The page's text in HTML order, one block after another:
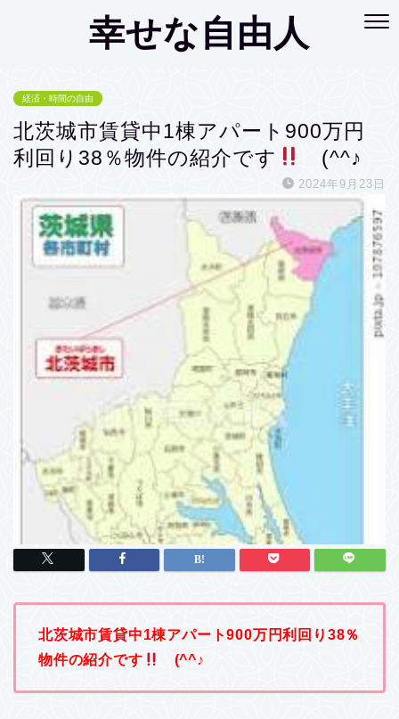
幸せな自由人
経済・時間の自由
北茨城市賃貸中1棟アパート900万円
利回り38％物件の紹介です
(^^♪
2024年9月23日
北茨城市賃貸中1棟アパート900万円利回り38％
物件の紹介です
(^^♪